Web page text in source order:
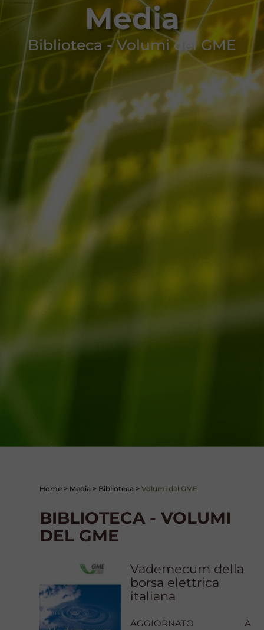
Media
Biblioteca - Volumi del GME
Home > Media > Biblioteca > Volumi del GME
BIBLIOTECA - VOLUMI
DEL GME
Vademecum della
borsa elettrica
italiana
AGGIORNATO A